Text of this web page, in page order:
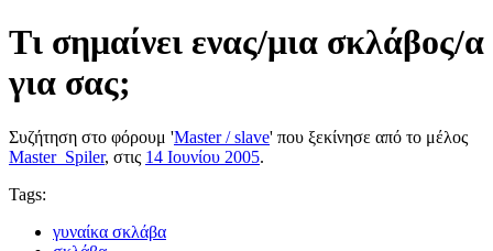
Tι σημαίνει ενας/μια σκλάβος/α
για σας;
Συζήτηση στο φόρουμ 'Master / slave' που ξεκίνησε από το μέλος
Master_Spiler, στις 14 Ιουνίου 2005.
Tags:
γυναίκα σκλάβα